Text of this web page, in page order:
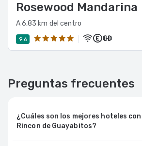
Rosewood Mandarina
A 6,83 km del centro
9.6
Preguntas frecuentes
¿Cuáles son los mejores hoteles con
Rincon de Guayabitos?